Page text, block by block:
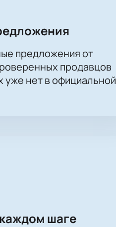
предложения от
продавцов
уже нет в официальной
шаге